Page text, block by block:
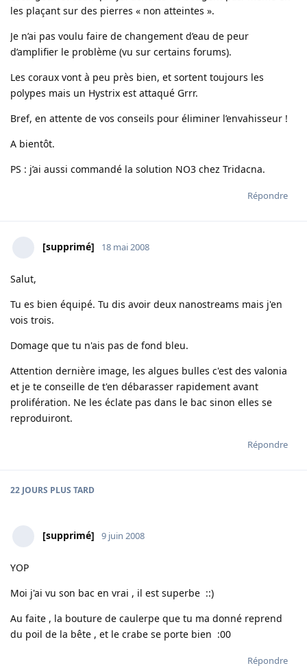
les plaçant sur des pierres « non atteintes ».
Je n’ai pas voulu faire de changement d’eau de peur
d’amplifier le problème (vu sur certains forums).
Les coraux vont à peu près bien, et sortent toujours les
polypes mais un Hystrix est attaqué Grrr.
Bref, en attente de vos conseils pour éliminer l’envahisseur !
A bientôt.
PS : j’ai aussi commandé la solution NO3 chez Tridacna.
Répondre
[supprimé] 18 mai 2008
Salut,
Tu es bien équipé. Tu dis avoir deux nanostreams mais j'en
vois trois.
Domage que tu n'ais pas de fond bleu.
Attention dernière image, les algues bulles c'est des valonia
et je te conseille de t'en débarasser rapidement avant
prolifération. Ne les éclate pas dans le bac sinon elles se
reproduiront.
Répondre
22 JOURS PLUS TARD
[supprimé] 9 juin 2008
YOP
Moi j'ai vu son bac en vrai , il est superbe ::)
Au faite , la bouture de caulerpe que tu ma donné reprend
du poil de la bête , et le crabe se porte bien :00
Répondre